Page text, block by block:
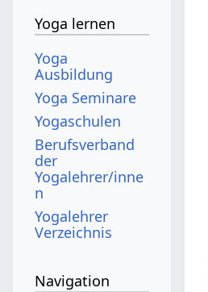
Yoga lernen
Yoga
Ausbildung
Yoga Seminare
Yogaschulen
Berufsverband
der
Yogalehrer/inne
n
Yogalehrer
Verzeichnis
Navigation